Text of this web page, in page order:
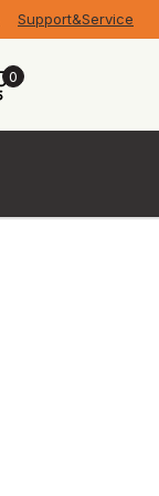
Support&Service
0